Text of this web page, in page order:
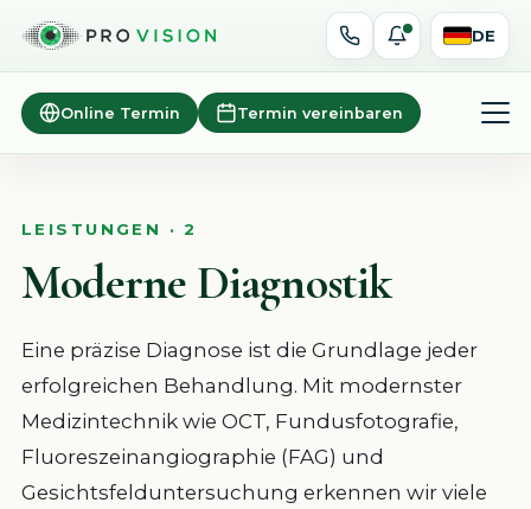
DE
Online Termin Termin vereinbaren
LEISTUNGEN · 2
Moderne Diagnostik
Eine präzise Diagnose ist die Grundlage jeder
erfolgreichen Behandlung. Mit modernster
Medizintechnik wie OCT, Fundusfotografie,
Fluoreszeinangiographie (FAG) und
Gesichtsfelduntersuchung erkennen wir viele